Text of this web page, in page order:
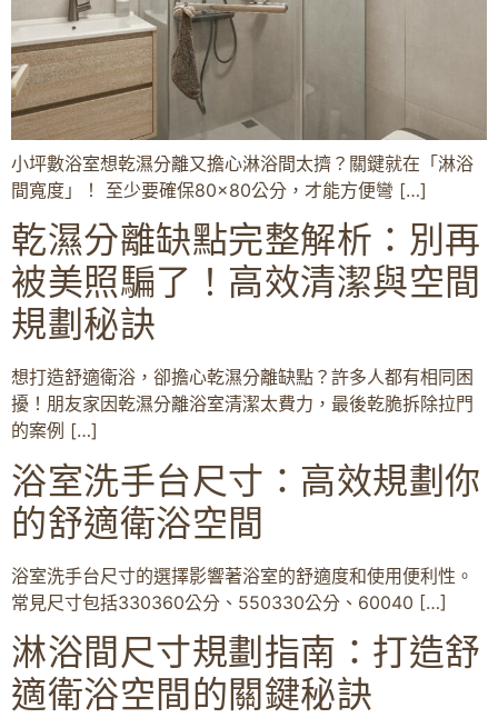
小坪數浴室想乾濕分離又擔心淋浴間太擠？關鍵就在「淋浴
間寬度」！ 至少要確保80×80公分，才能方便彎 […]
乾濕分離缺點完整解析：別再
被美照騙了！高效清潔與空間
規劃秘訣
想打造舒適衛浴，卻擔心乾濕分離缺點？許多人都有相同困
擾！朋友家因乾濕分離浴室清潔太費力，最後乾脆拆除拉門
的案例 […]
浴室洗手台尺寸：高效規劃你
的舒適衛浴空間
浴室洗手台尺寸的選擇影響著浴室的舒適度和使用便利性。
常見尺寸包括330360公分、550330公分、60040 […]
淋浴間尺寸規劃指南：打造舒
適衛浴空間的關鍵秘訣